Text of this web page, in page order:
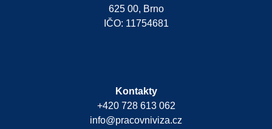
625 00, Brno
IČO: 11754681
Kontakty
+420 728 613 062
info@pracovniviza.cz